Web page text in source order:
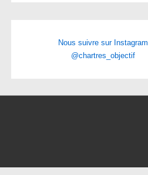
Nous suivre sur Instagram
@chartres_objectif